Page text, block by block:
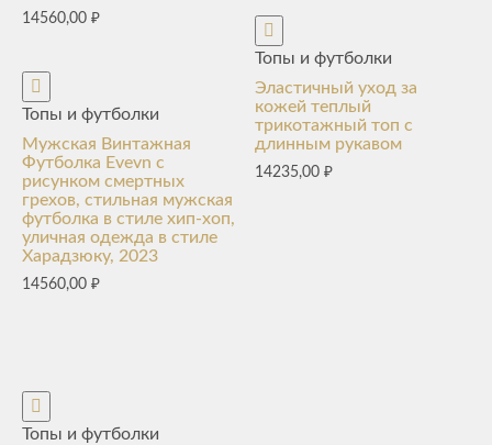
14560,00 ₽
Топы и футболки
Мужская Винтажная
Футболка Evevn с
рисунком смертных
грехов, стильная мужская
футболка в стиле хип-хоп,
уличная одежда в стиле
Харадзюку, 2023
14560,00 ₽
Топы и футболки
Эластичный уход за
кожей теплый
трикотажный топ с
длинным рукавом
14235,00₽
Топы и футболки